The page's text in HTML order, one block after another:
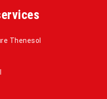
Thenesol